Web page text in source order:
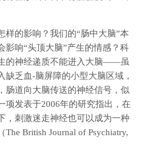
样的影响？我们的“肠中大脑”本
影响“头顶大脑”产生的情感？科
的神经递质不能进入大脑——虽
缺乏血-脑屏障的小型大脑区域，
肠道向大脑传送的神经信号，似
项发表于2006年的研究指出，在
，刺激迷走神经也可以成为一种
British Journal of Psychiatry,